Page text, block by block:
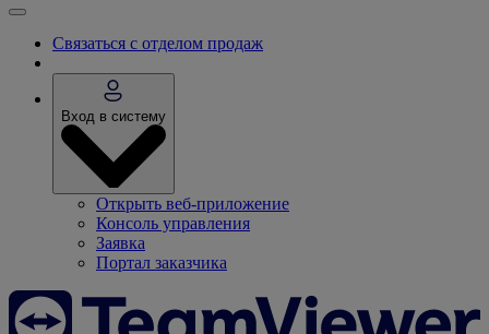
Связаться с отделом продаж
Вход в систему
Открыть веб-приложение
Консоль управления
Заявка
Портал заказчика